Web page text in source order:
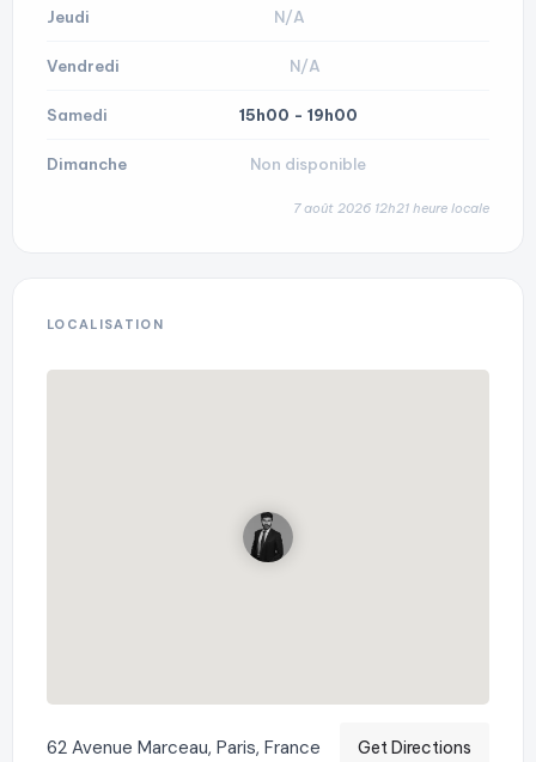
Jeudi N/A
Vendredi N/A
Samedi 15h00 - 19h00
Dimanche Non disponible
7 août 2026 12h21 heure locale
LOCALISATION
62 Avenue Marceau, Paris, France Get Directions